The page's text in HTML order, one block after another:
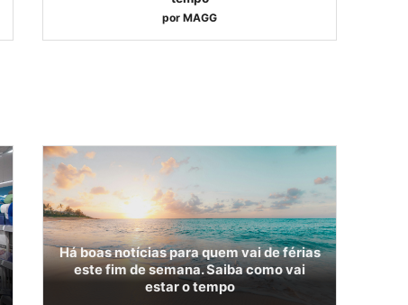
por MAGG
Há boas notícias para quem vai de férias
este fim de semana. Saiba como vai
estar o tempo